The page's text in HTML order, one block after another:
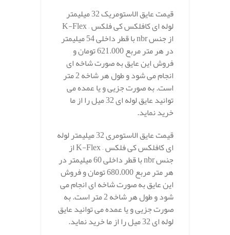
قیمت عایق الاستومریک 32 میلیمتر
لوله ای کافلکس کی فلکس – K-Flex
از جنس nbr با قطر داخلی 54 میلیمتر
در هر متر مربع 621.000 تومان و
فروش این عایق به صورت شاخه ای
انجام می شود و طول هر شاخه 2 متر
است. به صورت جزیی و یا عمده می
توانید عایق لوله ای 32 میل را از ما
خرید نماید.
قیمت عایق الاستومری 32 میلیمتر لوله
ای کافلکس کی فلکس – K-Flex از
جنس nbr با قطر داخلی 60 میلیمتر در
هر متر مربع 680.000 تومان و فروش
این عایق به صورت شاخه ای انجام می
شود و طول هر شاخه 2 متر است. به
صورت جزیی و یا عمده می توانید عایق
لوله ای 32 میل را از ما خرید نماید.